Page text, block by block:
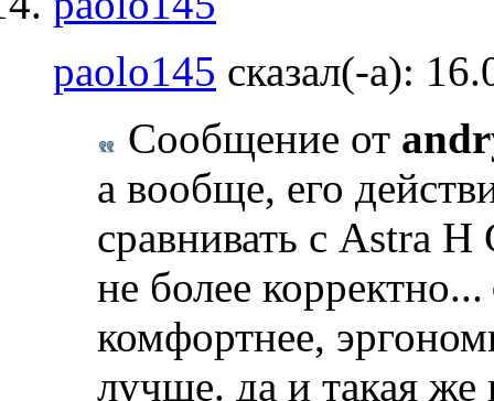
paolo145 сказал(-а):
Сообщение от
а вообще, его
сравнивать с Astra H
не более корректно...
комфортнее,
лучше. да и такая же